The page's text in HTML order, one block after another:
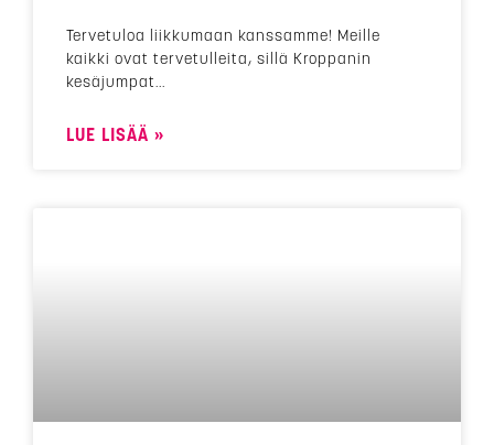
Tervetuloa liikkumaan kanssamme! Meille
kaikki ovat tervetulleita, sillä Kroppanin
kesäjumpat
LUE LISÄÄ »